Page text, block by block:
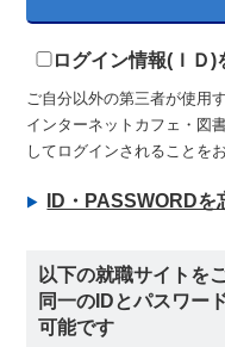
ログイン情報(ＩＤ)
ご自分以外の第三者が使用
インターネットカフェ・図
してログインされることを
ID・PASSWORD
以下の就職サイトを
同一のIDとパスワー
可能です